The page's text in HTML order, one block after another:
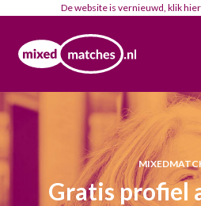
De website is vernieuwd, klikhier
Gratis profiel